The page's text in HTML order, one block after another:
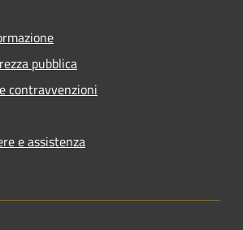
pubblica
contravvenzioni
e assistenza